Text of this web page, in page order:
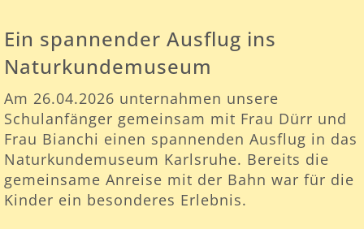
Ein spannender Ausflug ins
Naturkundemuseum
Am 26.04.2026 unternahmen unsere
Schulanfänger gemeinsam mit Frau Dürr und
Frau Bianchi einen spannenden Ausflug in das
Naturkundemuseum Karlsruhe. Bereits die
gemeinsame Anreise mit der Bahn war für die
Kinder ein besonderes Erlebnis.